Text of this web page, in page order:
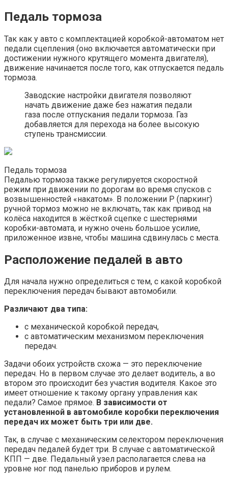
Педаль тормоза
Так как у авто с комплектацией коробкой-автоматом нет
педали сцепления (оно включается автоматически при
достижении нужного крутящего момента двигателя),
движение начинается после того, как отпускается педаль
тормоза.
Заводские настройки двигателя позволяют
начать движение даже без нажатия педали
газа после отпускания педали тормоза. Газ
добавляется для перехода на более высокую
ступень трансмиссии.
Педаль тормоза
Педалью тормоза также регулируется скоростной
режим при движении по дорогам во время спусков с
возвышенностей «накатом». В положении Р (паркинг)
ручной тормоз можно не включать, так как привод на
колёса находится в жёсткой сцепке с шестернями
коробки-автомата, и нужно очень большое усилие,
приложенное извне, чтобы машина сдвинулась с места.
Расположение педалей в авто
Для начала нужно определиться с тем, с какой коробкой
переключения передач бывают автомобили.
Различают два типа:
с механической коробкой передач,
с автоматическим механизмом переключения
передач.
Задачи обоих устройств схожа — это переключение
передач. Но в первом случае это делает водитель, а во
втором это происходит без участия водителя. Какое это
имеет отношение к такому органу управления как
педали? Самое прямое. В зависимости от
установленной в автомобиле коробки переключения
передач их может быть три или две.
Так, в случае с механическим селектором переключения
передач педалей будет три. В случае с автоматической
КПП — две. Педальный узел располагается слева на
уровне ног под панелью приборов и рулем.